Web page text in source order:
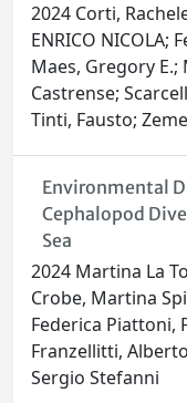
2024 Corti,
ENRICO NICOLA;
Maes, Gregory E.;
Castrense;
Tinti, Fausto;
Environmental
Cephalopod
Sea
2024 Martina La
Crobe, Martina
Federica Piattoni,
Franzellitti,
Sergio Stefanni